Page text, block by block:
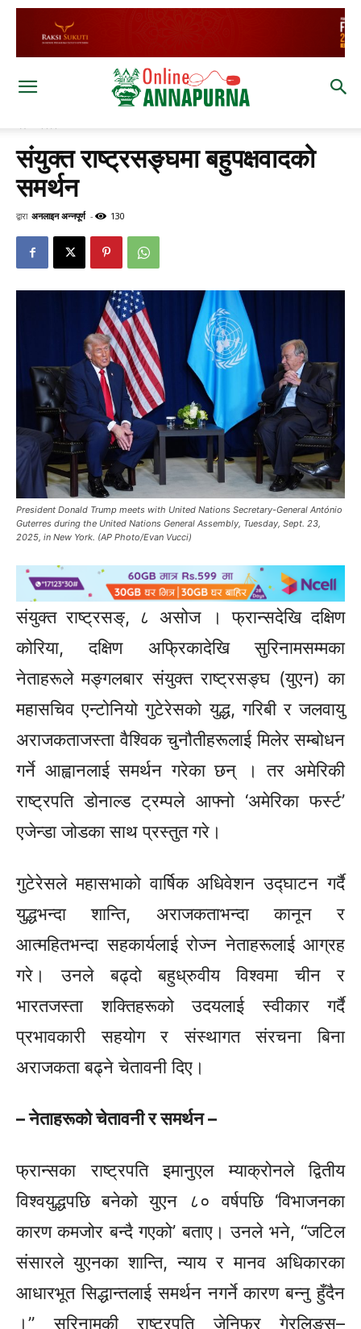
घर विश्व
संयुक्त राष्ट्रसङ्घमा बहुपक्षवादको
समर्थन
द्वारा अनलाइन अन्नपूर्ण - 130
President Donald Trump meets with United Nations Secretary-General António
Guterres during the United Nations General Assembly, Tuesday, Sept. 23,
2025, in New York. (AP Photo/Evan Vucci)
संयुक्त राष्ट्रसङ्, ८ असोज । फ्रान्सदेखि दक्षिण
कोरिया, दक्षिण अफ्रिकादेखि सुरिनामसम्मका
नेताहरूले मङ्गलबार संयुक्त राष्ट्रसङ्घ (युएन) का
महासचिव एन्टोनियो गुटेरेसको युद्ध, गरिबी र जलवायु
अराजकताजस्ता वैश्विक चुनौतीहरूलाई मिलेर सम्बोधन
गर्ने आह्वानलाई समर्थन गरेका छन् । तर अमेरिकी
राष्ट्रपति डोनाल्ड ट्रम्पले आफ्नो ‘अमेरिका फर्स्ट’
एजेन्डा जोडका साथ प्रस्तुत गरे।
गुटेरेसले महासभाको वार्षिक अधिवेशन उद्घाटन गर्दै
युद्धभन्दा शान्ति, अराजकताभन्दा कानून र
आत्महितभन्दा सहकार्यलाई रोज्न नेताहरूलाई आग्रह
गरे। उनले बढ्दो बहुध्रुवीय विश्वमा चीन र
भारतजस्ता शक्तिहरूको उदयलाई स्वीकार गर्दै
प्रभावकारी सहयोग र संस्थागत संरचना बिना
अराजकता बढ्ने चेतावनी दिए।
– नेताहरूको चेतावनी र समर्थन –
फ्रान्सका राष्ट्रपति इमानुएल म्याक्रोनले द्वितीय
विश्वयुद्धपछि बनेको युएन ८० वर्षपछि ‘विभाजनका
कारण कमजोर बन्दै गएको’ बताए। उनले भने, “जटिल
संसारले युएनका शान्ति, न्याय र मानव अधिकारका
आधारभूत सिद्धान्तलाई समर्थन नगर्ने कारण बन्नु हुँदैन
।” सुरिनामकी राष्ट्रपति जेनिफर गेरलिङ्स–